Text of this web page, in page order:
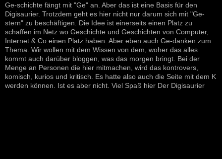
Ge-schichte fängt mit "Ge" an. Aber das ist eine Basis für den
Digisaurier. Trotzdem geht es hier nicht nur darum sich mit "Ge-
stern" zu beschäftigen. Die Idee ist einerseits einen Platz zu
schaffen im Netz wo Geschichte und Geschichten von Computer,
Internet & Co einen Platz haben. Aber eben auch Ge-danken zum
Thema. Wir wollen mit dem Wissen von dem, woher das alles
kommt auch darüber bloggen, was das morgen bringt. Bei der
Menge an Personen die hier mitmachen, wird das kontrovers,
komisch, kurios und kritisch. Es hatte also auch die Seite mit dem K
werden können. Ist es aber nicht. Viel Spaß hier Der Digisaurier